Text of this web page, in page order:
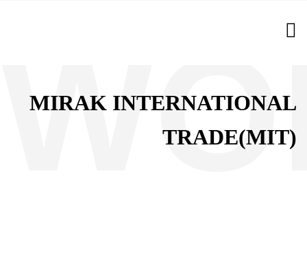
MIRAK INTERNATIONAL
TRADE(MIT)